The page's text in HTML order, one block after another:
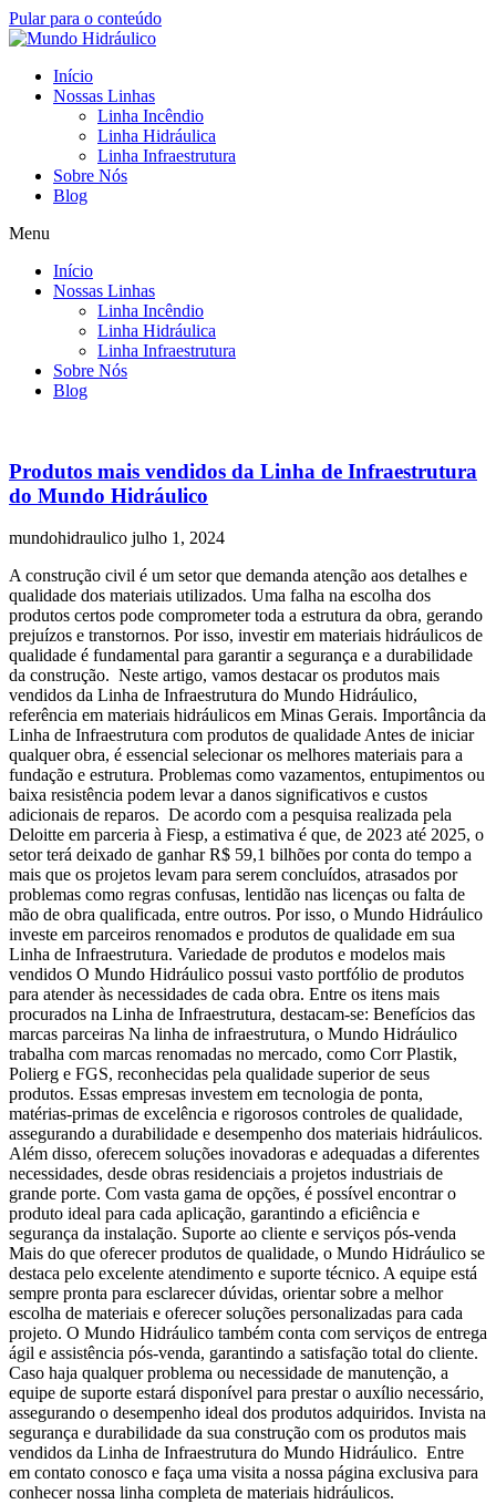
Pular para o conteúdo
Início
Nossas Linhas
Linha Incêndio
Linha Hidráulica
Linha Infraestrutura
Sobre Nós
Blog
Menu
Início
Nossas Linhas
Linha Incêndio
Linha Hidráulica
Linha Infraestrutura
Sobre Nós
Blog
Produtos mais vendidos da Linha de Infraestrutura
do Mundo Hidráulico
mundohidraulico julho 1, 2024
A construção civil é um setor que demanda atenção aos detalhes e
qualidade dos materiais utilizados. Uma falha na escolha dos
produtos certos pode comprometer toda a estrutura da obra, gerando
prejuízos e transtornos. Por isso, investir em materiais hidráulicos de
qualidade é fundamental para garantir a segurança e a durabilidade
da construção. Neste artigo, vamos destacar os produtos mais
vendidos da Linha de Infraestrutura do Mundo Hidráulico,
referência em materiais hidráulicos em Minas Gerais. Importância da
Linha de Infraestrutura com produtos de qualidade Antes de iniciar
qualquer obra, é essencial selecionar os melhores materiais para a
fundação e estrutura. Problemas como vazamentos, entupimentos ou
baixa resistência podem levar a danos significativos e custos
adicionais de reparos. De acordo com a pesquisa realizada pela
Deloitte em parceria à Fiesp, a estimativa é que, de 2023 até 2025, o
setor terá deixado de ganhar R$ 59,1 bilhões por conta do tempo a
mais que os projetos levam para serem concluídos, atrasados por
problemas como regras confusas, lentidão nas licenças ou falta de
mão de obra qualificada, entre outros. Por isso, o Mundo Hidráulico
investe em parceiros renomados e produtos de qualidade em sua
Linha de Infraestrutura. Variedade de produtos e modelos mais
vendidos O Mundo Hidráulico possui vasto portfólio de produtos
para atender às necessidades de cada obra. Entre os itens mais
procurados na Linha de Infraestrutura, destacam-se: Benefícios das
marcas parceiras Na linha de infraestrutura, o Mundo Hidráulico
trabalha com marcas renomadas no mercado, como Corr Plastik,
Polierg e FGS, reconhecidas pela qualidade superior de seus
produtos. Essas empresas investem em tecnologia de ponta,
matérias-primas de excelência e rigorosos controles de qualidade,
assegurando a durabilidade e desempenho dos materiais hidráulicos.
Além disso, oferecem soluções inovadoras e adequadas a diferentes
necessidades, desde obras residenciais a projetos industriais de
grande porte. Com vasta gama de opções, é possível encontrar o
produto ideal para cada aplicação, garantindo a eficiência e
segurança da instalação. Suporte ao cliente e serviços pós-venda
Mais do que oferecer produtos de qualidade, o Mundo Hidráulico se
destaca pelo excelente atendimento e suporte técnico. A equipe está
sempre pronta para esclarecer dúvidas, orientar sobre a melhor
escolha de materiais e oferecer soluções personalizadas para cada
projeto. O Mundo Hidráulico também conta com serviços de entrega
ágil e assistência pós-venda, garantindo a satisfação total do cliente.
Caso haja qualquer problema ou necessidade de manutenção, a
equipe de suporte estará disponível para prestar o auxílio necessário,
assegurando o desempenho ideal dos produtos adquiridos. Invista na
segurança e durabilidade da sua construção com os produtos mais
vendidos da Linha de Infraestrutura do Mundo Hidráulico. Entre
em contato conosco e faça uma visita a nossa página exclusiva para
conhecer nossa linha completa de materiais hidráulicos.